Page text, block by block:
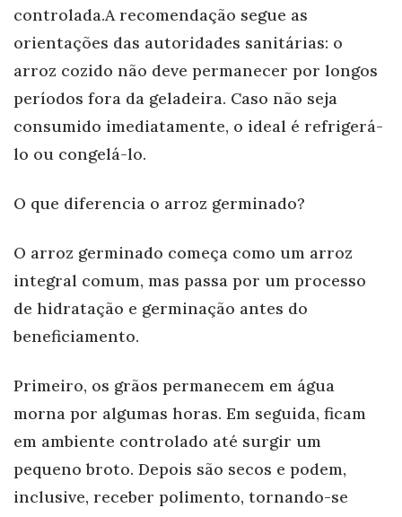
controlada.A recomendação segue as
orientações das autoridades sanitárias: o
arroz cozido não deve permanecer por longos
períodos fora da geladeira. Caso não seja
consumido imediatamente, o ideal é refrigerá-
lo ou congelá-lo.
O que diferencia o arroz germinado?
O arroz germinado começa como um arroz
integral comum, mas passa por um processo
de hidratação e germinação antes do
beneficiamento.
Primeiro, os grãos permanecem em água
morna por algumas horas. Em seguida, ficam
em ambiente controlado até surgir um
pequeno broto. Depois são secos e podem,
inclusive, receber polimento, tornando-se